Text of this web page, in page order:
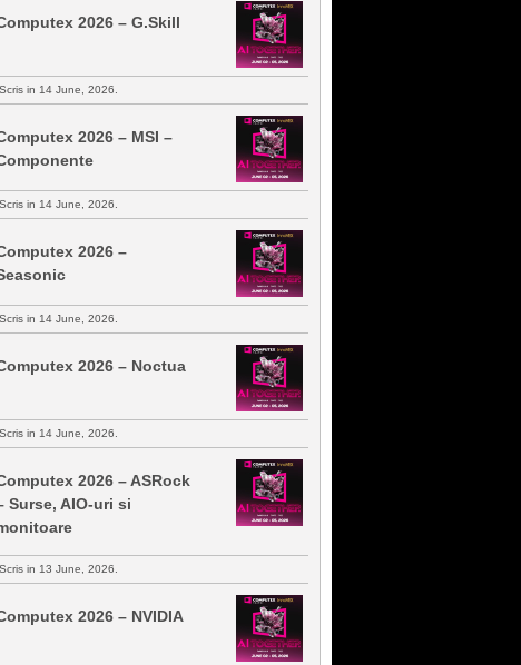
2026 – G.Skill
Scris in 14 June, 2026.
2026 – MSI –
Scris in 14 June, 2026.
2026 –
Scris in 14 June, 2026.
2026 – Noctua
Scris in 14 June, 2026.
2026 – ASRock
Surse, AIO-uri si
Scris in 13 June, 2026.
2026 – NVIDIA